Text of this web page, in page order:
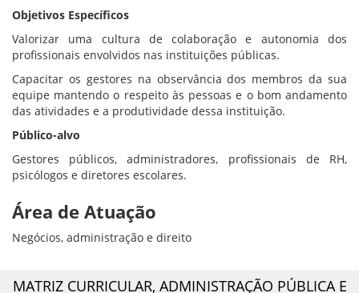
Objetivos Específicos
Valorizar uma cultura de colaboração e autonomia dos
profissionais envolvidos nas instituições públicas.
Capacitar os gestores na observância dos membros da sua
equipe mantendo o respeito às pessoas e o bom andamento
das atividades e a produtividade dessa instituição.
Público-alvo
Gestores públicos, administradores, profissionais de RH,
psicólogos e diretores escolares.
Área de Atuação
Negócios, administração e direito
MATRIZ CURRICULAR, ADMINISTRAÇÃO PÚBLICA E